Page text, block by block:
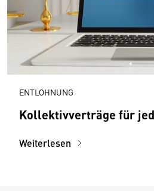
ENTLOHNUNG
Kollektivverträge für
Weiterlesen